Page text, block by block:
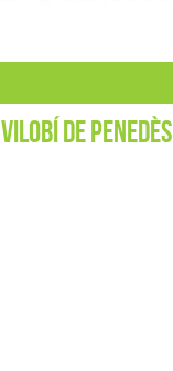
Vilobí de Penedès